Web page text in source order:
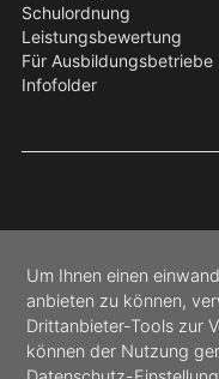
Um Ihnen einen
anbieten zu können,
Drittanbieter-Tools zur
können der Nutzung
Schulordnung
Leistungsbewertung
Für Ausbildungsbetriebe
Infofolder